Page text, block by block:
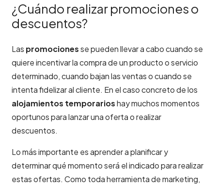
¿Cuándo realizar promociones o
descuentos?
Las promocionesse pueden llevar a cabo cuando se
quiere incentivar la compra de un producto o servicio
determinado, cuando bajan las ventas o cuando se
intenta fidelizar al cliente. En el caso concreto de los
alojamientos temporarioshay muchos momentos
oportunos para lanzar una oferta o realizar
descuentos.
Lo más importante es aprender a planificar y
determinar qué momento será el indicado para realizar
estas ofertas. Como toda herramienta de marketing,